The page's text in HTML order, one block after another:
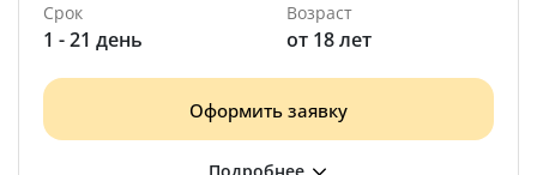
Срок
1 - 21 день
Возраст
от 18 лет
Оформить заявку